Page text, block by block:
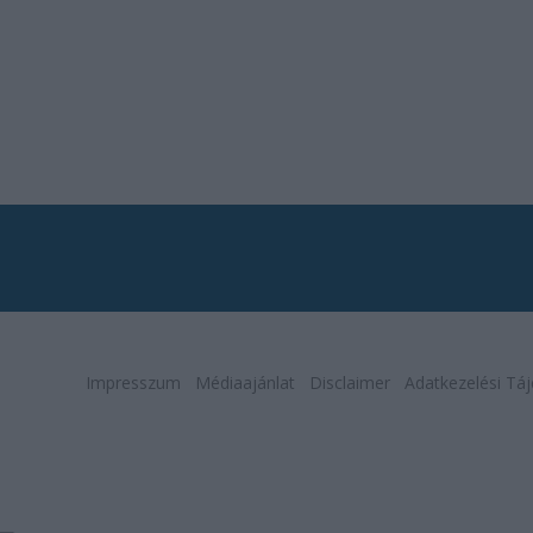
Impresszum Médiaajánlat Disclaimer Adatkezelési